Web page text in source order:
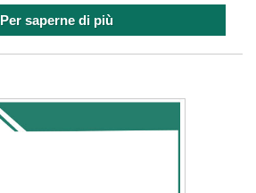
Per saperne di più